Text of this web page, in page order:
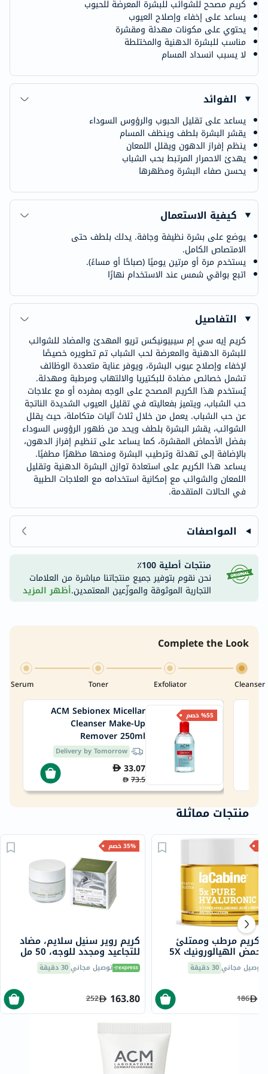
كريم مصحح للشوائب للبشرة المعرضة للحبوب
يساعد على إخفاء وإصلاح العيوب
يحتوي على مكونات مهدئة ومقشرة
مناسب للبشرة الدهنية والمختلطة
لا يسبب انسداد المسام
الفوائد
يساعد على تقليل الحبوب والرؤوس السوداء
يقشر البشرة بلطف وينظف المسام
ينظم إفراز الدهون ويقلل اللمعان
يهدئ الاحمرار المرتبط بحب الشباب
يحسن صفاء البشرة ومظهرها
كيفية الاستعمال
يوضع على بشرة نظيفة وجافة. يدلك بلطف حتى
الامتصاص الكامل.
يستخدم مرة أو مرتين يوميًا (صباحًا أو مساءً).
اتبع بواقي شمس عند الاستخدام نهارًا
التفاصيل
كريم إيه سي إم سيبيونيكس تريو المهدئ والمضاد للشوائب
للبشرة الدهنية والمعرضة لحب الشباب تم تطويره خصيصًا
لإخفاء وإصلاح عيوب البشرة، ويوفر عناية متعددة الوظائف
تشمل خصائص مضادة للبكتيريا والالتهاب ومرطبة ومهدئة.
يُستخدم هذا الكريم المصحح على الوجه بمفرده أو مع علاجات
حب الشباب، ويتميز بفعاليته في تقليل العيوب الشديدة الناتجة
عن حب الشباب. يعمل من خلال ثلاث آليات متكاملة، حيث يقلل
الشوائب، يقشر البشرة بلطف ويحد من ظهور الرؤوس السوداء
بفضل الأحماض المقشرة، كما يساعد على تنظيم إفراز الدهون،
بالإضافة إلى تهدئة وترطيب البشرة ومنحها مظهرًا مطفيًا.
يساعد هذا الكريم على استعادة توازن البشرة الدهنية وتقليل
اللمعان والشوائب مع إمكانية استخدامه مع العلاجات الطبية
في الحالات المتقدمة.
المواصفات
منتجات أصلية 100٪
نحن نقوم بتوفير جميع منتجاتنا مباشرة من العلامات
التجارية الموثوقة والموزّعين المعتمدين.أظهر المزيد
Complete the Look
Cleanser
Exfoliator
Toner
Serum
%55 خصم ACM Sebionex Micellar
Cleanser Make-Up
Remover 250ml
Delivery by Tomorrow
33.07
73.5
منتجات مماثلة
35% خصم
كريم روير سنيل سلايم، مضاد
للتجاعيد ومجدد للوجه، 50 مل
توصيل مجاني 30 دقيقة
163.80
252
كريم مرطب وممتلئ
للوجه بحمض الهيالورونيك 5X
البشرة 50 مل
توصيل مجاني30 دقيقة
186